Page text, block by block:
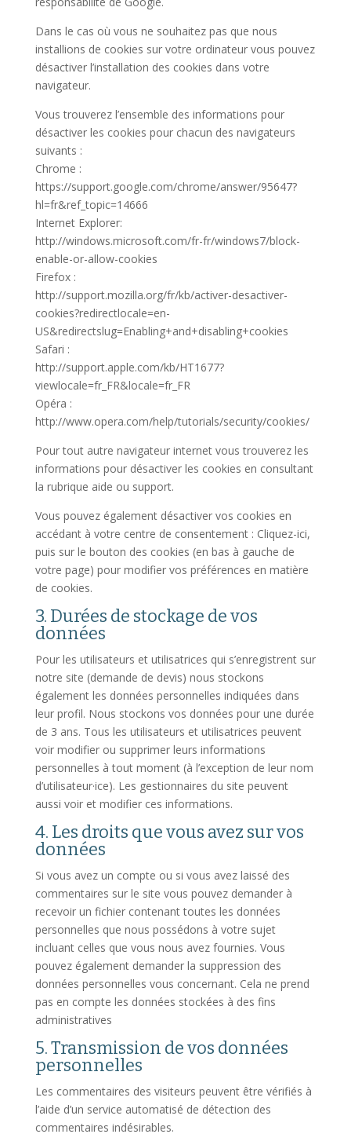
Dans le cas où vous ne souhaitez pas que nous
installions de cookies sur votre ordinateur vous pouvez
désactiver l’installation des cookies dans votre
navigateur.
Vous trouverez l’ensemble des informations pour
désactiver les cookies pour chacun des navigateurs
suivants :
Chrome :
https://support.google.com/chrome/answer/95647?
hl=fr&ref_topic=14666
Internet Explorer:
http://windows.microsoft.com/fr-fr/windows7/block-
enable-or-allow-cookies
Firefox :
http://support.mozilla.org/fr/kb/activer-desactiver-
cookies?redirectlocale=en-
US&redirectslug=Enabling+and+disabling+cookies
Safari :
http://support.apple.com/kb/HT1677?
viewlocale=fr_FR&locale=fr_FR
Opéra :
http://www.opera.com/help/tutorials/security/cookies/
Pour tout autre navigateur internet vous trouverez les
informations pour désactiver les cookies en consultant
la rubrique aide ou support.
Vous pouvez également désactiver vos cookies en
accédant à votre centre de consentement : Cliquez-ici,
puis sur le bouton des cookies (en bas à gauche de
votre page) pour modifier vos préférences en matière
de cookies.
3. Durées de stockage de vos
données
Pour les utilisateurs et utilisatrices qui s’enregistrent sur
notre site (demande de devis) nous stockons
également les données personnelles indiquées dans
leur profil. Nous stockons vos données pour une durée
de 3 ans. Tous les utilisateurs et utilisatrices peuvent
voir modifier ou supprimer leurs informations
personnelles à tout moment (à l’exception de leur nom
d’utilisateur·ice). Les gestionnaires du site peuvent
aussi voir et modifier ces informations.
4. Les droits que vous avez sur vos
données
Si vous avez un compte ou si vous avez laissé des
commentaires sur le site vous pouvez demander à
recevoir un fichier contenant toutes les données
personnelles que nous possédons à votre sujet
incluant celles que vous nous avez fournies. Vous
pouvez également demander la suppression des
données personnelles vous concernant. Cela ne prend
pas en compte les données stockées à des fins
administratives
5. Transmission de vos données
personnelles
Les commentaires des visiteurs peuvent être vérifiés à
l’aide d’un service automatisé de détection des
commentaires indésirables.